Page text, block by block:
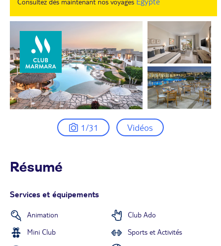
Consultez dès maintenant nos voyages
1/31 Vidéos
Résumé
Services et équipements
Animation
Club Ado
Mini Club
Sports et Activités